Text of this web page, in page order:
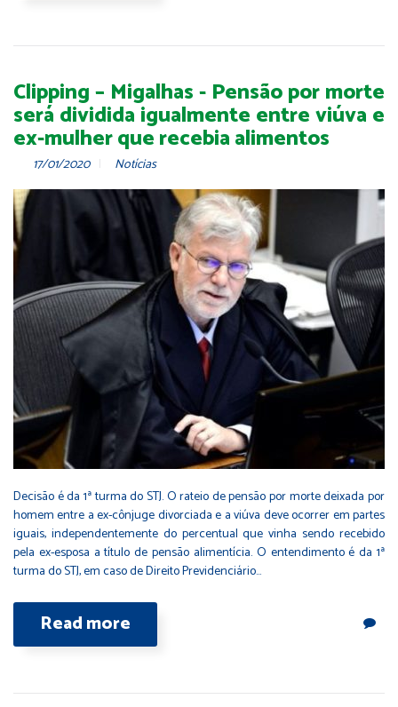
Clipping – Migalhas - Pensão por morte
será dividida igualmente entre viúva e
ex-mulher que recebia alimentos
17/01/2020 Notícias
Decisão é da 1ª turma do STJ. O rateio de pensão por morte deixada por
homem entre a ex-cônjuge divorciada e a viúva deve ocorrer em partes
iguais, independentemente do percentual que vinha sendo recebido
pela ex-esposa a título de pensão alimentícia. O entendimento é da 1ª
turma do STJ, em caso de Direito Previdenciário…
Read more